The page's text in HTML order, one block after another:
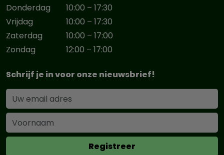
Donderdag
10:00 – 17:30
Vrijdag
10:00 – 17:30
Zaterdag
10:00 – 17:00
Zondag
12:00 – 17:00
Schrijf je in voor onze nieuwsbrief!